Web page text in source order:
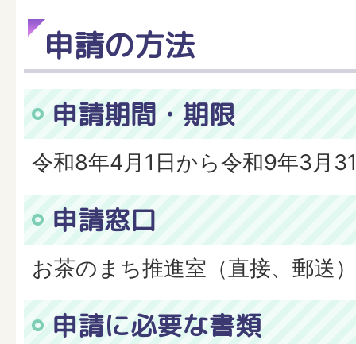
申請の方法
申請期間・期限
令和8年4月1日から令和9年3月
申請窓口
お茶のまち推進室（直接、郵送）
申請に必要な書類